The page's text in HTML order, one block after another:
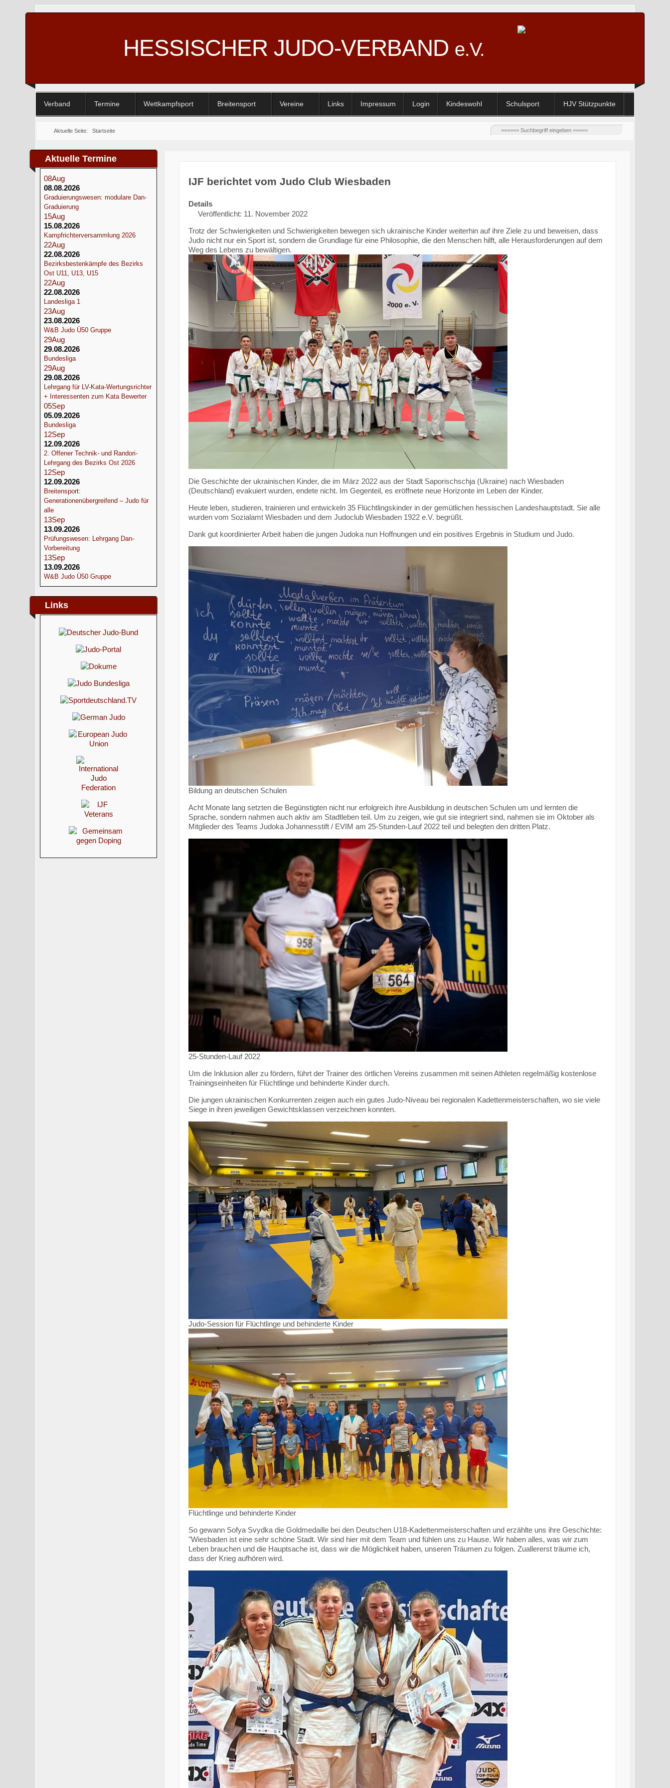
HESSISCHER JUDO-VERBAND e.V.
Verband Termine Wettkampfsport Breitensport Vereine Links Impressum Login Kindeswohl Schulsport HJV Stützpunkte
Aktuelle Seite:Startseite
Aktuelle Termine
08Aug
08.08.2026
Graduierungswesen: modulare Dan-
Graduierung
15Aug
15.08.2026
Kampfrichterversammlung 2026
22Aug
22.08.2026
Bezirksbestenkämpfe des Bezirks
Ost U11, U13, U15
22Aug
22.08.2026
Landesliga 1
23Aug
23.08.2026
W&B Judo Ü50 Gruppe
29Aug
29.08.2026
Bundesliga
29Aug
29.08.2026
Lehrgang für LV-Kata-Wertungsrichter
+ Interessenten zum Kata Bewerter
05Sep
05.09.2026
Bundesliga
12Sep
12.09.2026
2. Offener Technik- und Randori-
Lehrgang des Bezirks Ost 2026
12Sep
12.09.2026
Breitensport:
Generationenübergreifend – Judo für
alle
13Sep
13.09.2026
Prüfungswesen: Lehrgang Dan-
Vorbereitung
13Sep
13.09.2026
W&B Judo Ü50 Gruppe
Links
IJF berichtet vom Judo Club Wiesbaden
Details
Veröffentlicht: 11. November 2022
Trotz der Schwierigkeiten und Schwierigkeiten bewegen sich ukrainische Kinder weiterhin auf ihre Ziele zu und beweisen, dass
Judo nicht nur ein Sport ist, sondern die Grundlage für eine Philosophie, die den Menschen hilft, alle Herausforderungen auf dem
Weg des Lebens zu bewältigen.
Die Geschichte der ukrainischen Kinder, die im März 2022 aus der Stadt Saporischschja (Ukraine) nach Wiesbaden
(Deutschland) evakuiert wurden, endete nicht. Im Gegenteil, es eröffnete neue Horizonte im Leben der Kinder.
Heute leben, studieren, trainieren und entwickeln 35 Flüchtlingskinder in der gemütlichen hessischen Landeshauptstadt. Sie alle
wurden vom Sozialamt Wiesbaden und dem Judoclub Wiesbaden 1922 e.V. begrüßt.
Dank gut koordinierter Arbeit haben die jungen Judoka nun Hoffnungen und ein positives Ergebnis in Studium und Judo.
Bildung an deutschen Schulen
Acht Monate lang setzten die Begünstigten nicht nur erfolgreich ihre Ausbildung in deutschen Schulen um und lernten die
Sprache, sondern nahmen auch aktiv am Stadtleben teil. Um zu zeigen, wie gut sie integriert sind, nahmen sie im Oktober als
Mitglieder des Teams Judoka Johannesstift / EVIM am 25-Stunden-Lauf 2022 teil und belegten den dritten Platz.
25-Stunden-Lauf 2022
Um die Inklusion aller zu fördern, führt der Trainer des örtlichen Vereins zusammen mit seinen Athleten regelmäßig kostenlose
Trainingseinheiten für Flüchtlinge und behinderte Kinder durch.
Die jungen ukrainischen Konkurrenten zeigen auch ein gutes Judo-Niveau bei regionalen Kadettenmeisterschaften, wo sie viele
Siege in ihren jeweiligen Gewichtsklassen verzeichnen konnten.
Judo-Session für Flüchtlinge und behinderte Kinder
Flüchtlinge und behinderte Kinder
So gewann Sofya Svydka die Goldmedaille bei den Deutschen U18-Kadettenmeisterschaften und erzählte uns ihre Geschichte:
"Wiesbaden ist eine sehr schöne Stadt. Wir sind hier mit dem Team und fühlen uns zu Hause. Wir haben alles, was wir zum
Leben brauchen und die Hauptsache ist, dass wir die Möglichkeit haben, unseren Träumen zu folgen. Zuallererst träume ich,
dass der Krieg aufhören wird.